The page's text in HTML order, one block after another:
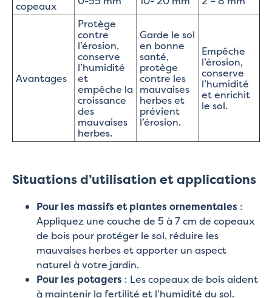
copeaux
Avantages
Protège
contre
l’érosion,
conserve
l’humidité
et
empêche la
croissance
des
mauvaises
herbes.
Garde le sol
en bonne
santé,
protège
contre les
mauvaises
herbes et
prévient
l’érosion.
Empêche
l’érosion,
conserve
l’humidité
et enrichit
le sol.
Situations d’utilisation et applications
Pour les massifs et plantes ornementales :
Appliquez une couche de 5 à 7 cm de copeaux
de bois pour protéger le sol, réduire les
mauvaises herbes et apporter un aspect
naturel à votre jardin.
Pour les potagers : Les copeaux de bois aident
à maintenir la fertilité et l’humidité du sol.